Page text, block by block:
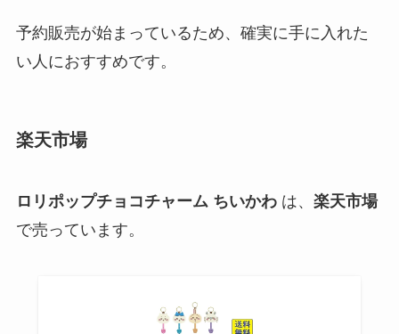
予約販売が始まっているため、確実に手に入れた
い人におすすめです。
楽天市場
ロリポップチョコチャーム ちいかわ は、 楽天市場
で売っています。